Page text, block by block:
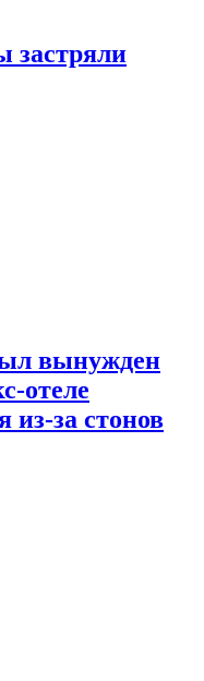
застряли
вынужден
отеле
из-за стонов